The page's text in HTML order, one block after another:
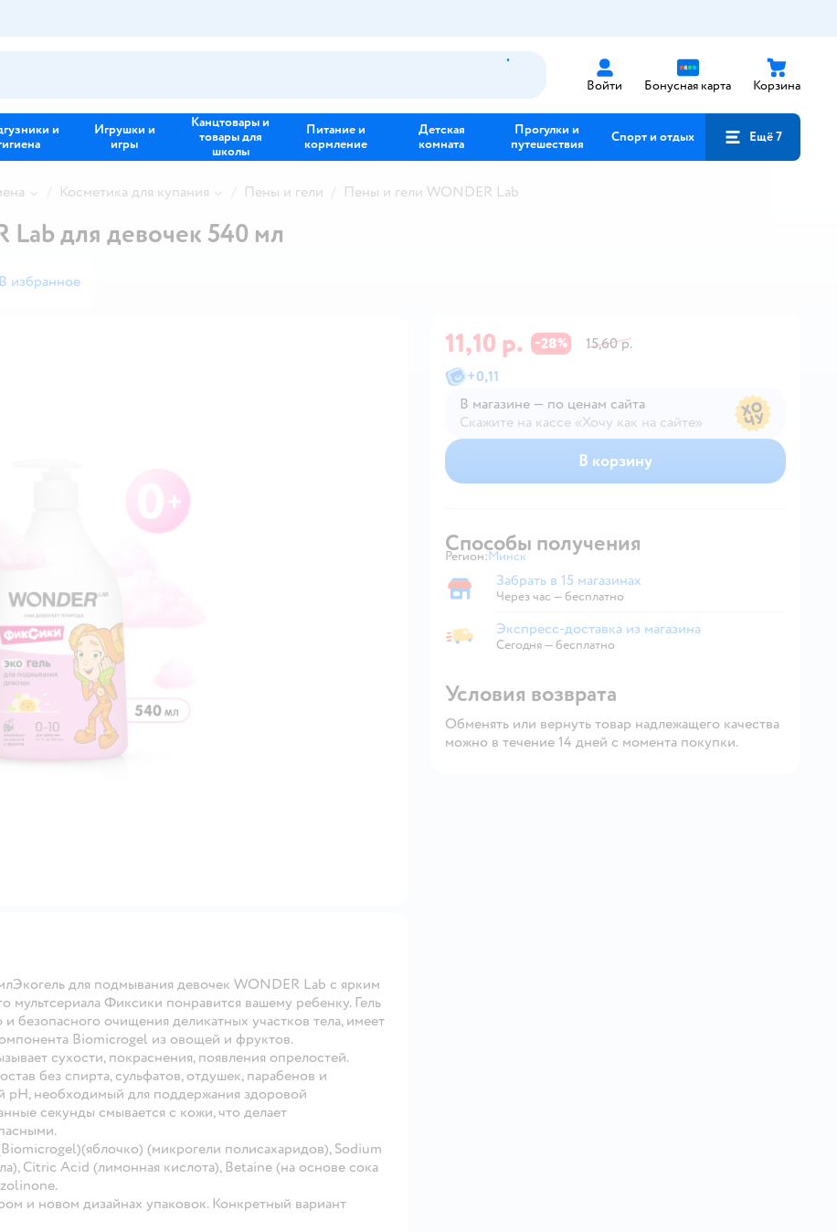
Войти Бонусная карта Корзина
и
Игрушки и
игры
Канцтовары и
товары для
школы
Питание и
кормление
Детская
комната
Прогулки и
путешествия
Спорт и отдых Ещё 7
Косметика для купания Пены и гели Пены и гели WONDER Lab
Lab для девочек 540 мл
В избранное
11,10 р. −28%
15,60 р.
+0,11
В магазине — по ценам сайта
Скажите на кассе «Хочу как на сайте»
В магазине — по ценам сайта
В корзину
Способы получения
Регион: Выбор адреса доставки.
Минск
Забрать в магазине
Забрать в 15 магазинах
Через час — бесплатно
Экспресс-доставка из магазина
Экспресс-доставка из магазина
Сегодня—бесплатно
Условия возврата
Обменять или вернуть товар надлежащего качества
можно в течение 14 дней с момента покупки.
для подмывания девочек WONDER Lab с ярким
мультсериала Фиксики понравится вашему ребенку. Гель
безопасного очищения деликатных участков тела, имеет
Biomicrogel из овощей и фруктов.
сухости, покраснения, появления опрелостей.
без спирта, сульфатов, отдушек, парабенов и
pH, необходимый для поддержания здоровой
секунды смывается с кожи, что делает
(микрогели полисахаридов), Sodium
Citric Acid (лимонная кислота), Betaine (на основе сока
и новом дизайнах упаковок. Конкретный вариант